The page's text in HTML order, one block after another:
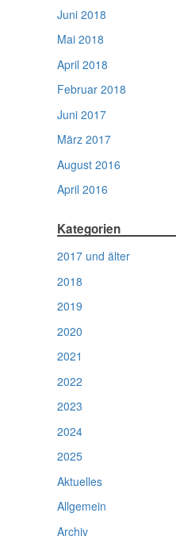
Juni 2018
Mai 2018
April 2018
Februar 2018
Juni 2017
März 2017
August 2016
April 2016
Kategorien
2017 und älter
2018
2019
2020
2021
2022
2023
2024
2025
Aktuelles
Allgemein
Archiv